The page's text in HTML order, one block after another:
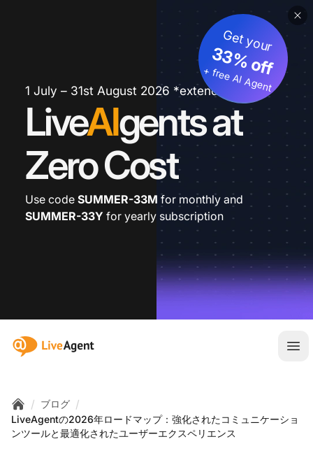
1 July – 31st August 2026 *extended
LiveAIgents at
Zero Cost
Get your
33% off
+ free AI Agent
Use code SUMMER-33M for monthly and
SUMMER-33Y for yearly subscription
:site.title
メ
Home
/ ブログ /
LiveAgentの2026年ロードマップ：強化されたコミュニケーショ
ンツールと最適化されたユーザーエクスペリエンス